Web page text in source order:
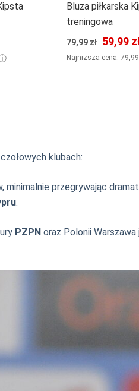
Bluza piłkarska
treningowa
79,99 zł 59,99
Najniższa cena: 79,99
klubach:
minimalnie przegrywając
.
PZPN oraz Polonii